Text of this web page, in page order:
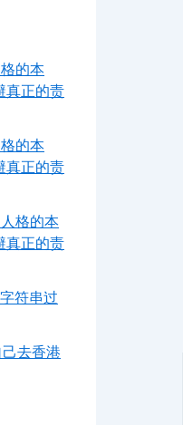
的本
真正的责
的本
真正的责
格的本
真正的责
符串过
去香港